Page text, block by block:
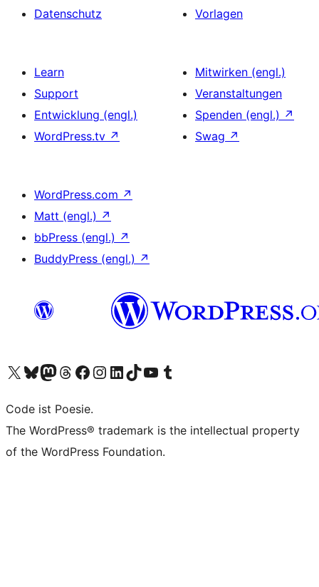
Datenschutz
Vorlagen
Learn
Support
Entwicklung (engl.)
WordPress.tv ↗
Mitwirken (engl.)
Veranstaltungen
Spenden (engl.) ↗
Swag ↗
WordPress.com ↗
Matt (engl.) ↗
bbPress (engl.) ↗
BuddyPress (engl.) ↗
Unser X-Konto (früher Twitter) besuchen
Unser Bluesky-Konto besuchen
Unser Mastodon-Konto besuchen
Unser Threads-Konto besuchen
Unsere Facebook-Seite besuchen
Unser Instagram-Konto besuchen
Unser LinkedIn-Konto besuchen
Unser TikTok-Konto besuchen
Unseren YouTube-Kanal besuchen
Unser Tumblr-Konto besuchen
Code ist Poesie.
The WordPress® trademark is the intellectual property
of the WordPress Foundation.